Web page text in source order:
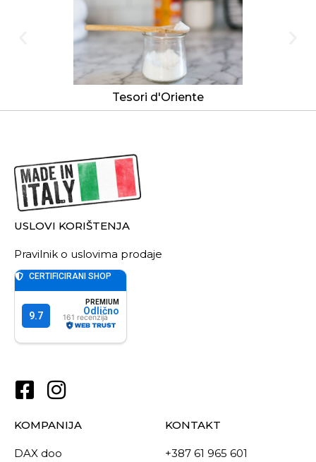
Tesori d'Oriente
USLOVI KORIŠTENJA
Pravilnik o uslovima prodaje
KOMPANIJA
DAX doo
KONTAKT
+387 61 965 601